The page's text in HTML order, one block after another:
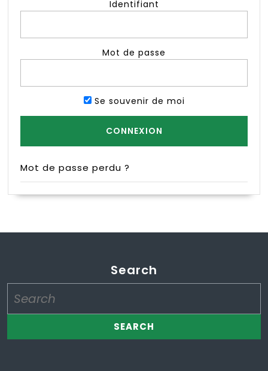
Identifiant
Mot de passe
Se souvenir de moi
Mot de passe perdu ?
Search
for: